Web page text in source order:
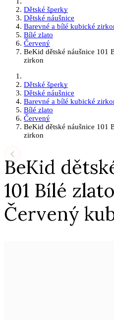
Dětské šperky
Dětské náušnice
Barevné a bílé kubické
Bílé zlato
Červený
BeKid dětské náušnice 101
zirkon
Dětské šperky
Dětské náušnice
Barevné a bílé kubické
Bílé zlato
Červený
BeKid dětské náušnice 101
zirkon
BeKid
101 Bílé
Červený